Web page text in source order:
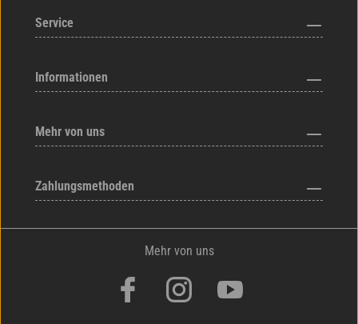
Service
Informationen
Mehr von uns
Zahlungsmethoden
Mehr von uns